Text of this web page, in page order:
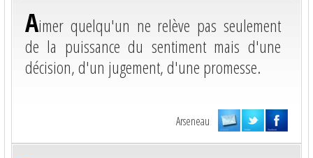
Aimer quelqu'un ne relève pas seulement
de la puissance du sentiment mais d'une
décision, d'un jugement, d'une promesse.
Arseneau